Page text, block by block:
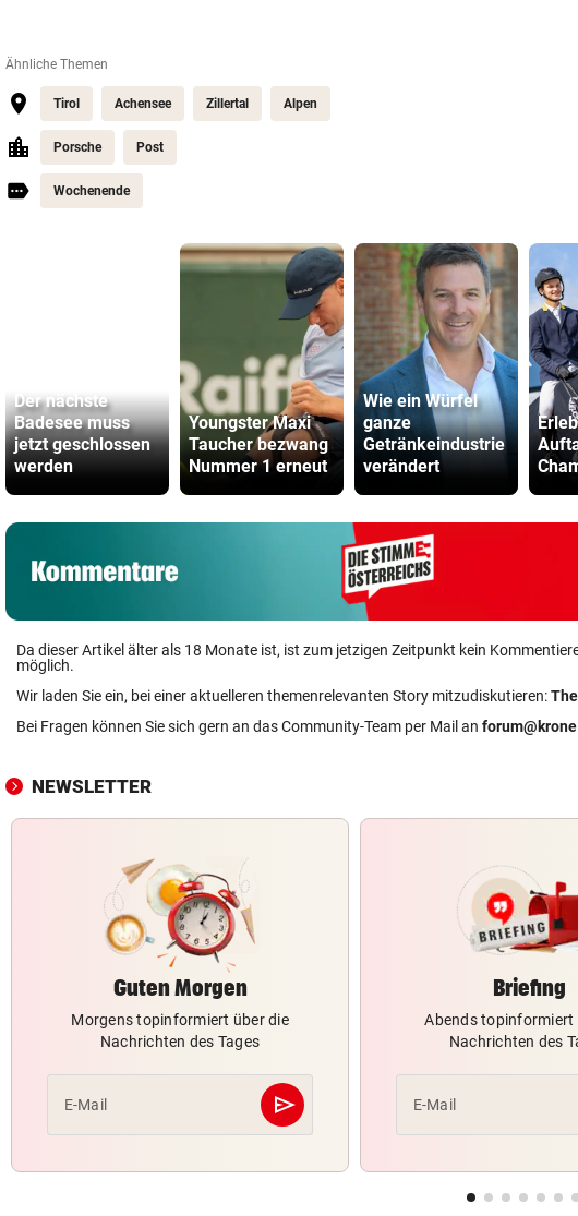
Ähnliche Themen
Tirol Achensee Zillertal Alpen
Porsche Post
Wochenende
Der nächste
Badesee muss
jetzt geschlossen
werden
Youngster Maxi
Taucher bezwang
Nummer 1 erneut
Wie ein Würfel
ganze
Getränkeindustrie
verändert
Da dieser Artikel älter als 18 Monate ist, ist zum jetzigen Zeitpunkt kein
möglich.
Wir laden Sie ein, bei einer aktuelleren themenrelevanten Story mitzudiskutieren:
Bei Fragen können Sie sich gern an das Community-Team per Mail an
NEWSLETTER
Guten Morgen
Morgens topinformiert über die
Nachrichten des Tages
E-Mail send
Abschicken
Briefing
Abends topinformiert
Nachrichten des
E-Mail